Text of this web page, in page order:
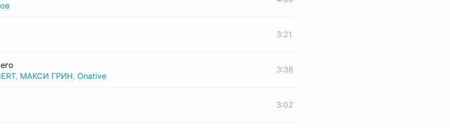
3:21
, МАКСИ ГРИН, Onative
3:38
3:02